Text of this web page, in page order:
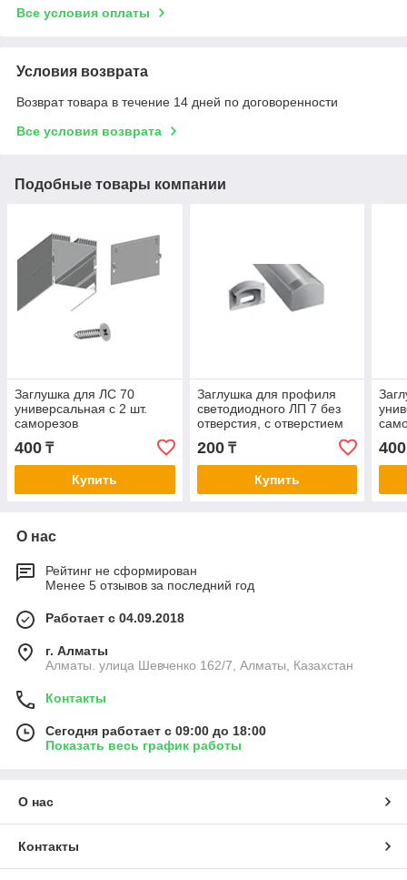
Все условия оплаты
Условия возврата
Возврат товара в течение 14 дней по договоренности
Все условия возврата
Подобные товары компании
Заглушка для ЛС 70
универсальная с 2 шт.
саморезов
400 ₸
Купить
Заглушка для профиля
светодиодного ЛП 7 без
отверстия, с отверстием
200₸
Купить
400
О нас
Рейтинг не сформирован
Менее 5 отзывов за последний год
Работает с 04.09.2018
г. Алматы
Алматы. улица Шевченко 162/7, Алматы, Казахстан
Контакты
Сегодня работает с 09:00 до 18:00
Показать весь график работы
О нас
Контакты